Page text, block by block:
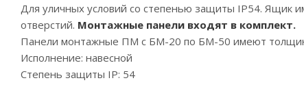
Для уличных условий со степенью защиты IP54. Ящик
отверстий. Монтажные панели входят в комплект.
Панели монтажные ПМ с БМ-20 по БМ-50 имеют
Исполнение: навесной
Степень защиты IP: 54